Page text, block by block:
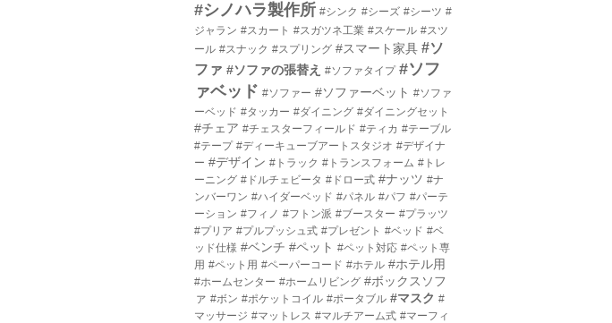
#シノハラ製作所 #シンク #シーズ #シーツ #
ジャラン #スカート #スガツネ工業 #スケール #スツ
ール #スナック #スプリング #スマート家具 #ソ
ファ #ソファの張替え #ソファタイプ #ソフ
ァベッド #ソファー #ソファーベット #ソファ
ーベッド #タッカー #ダイニング #ダイニングセット
#チェア #チェスターフィールド #ティカ #テーブル
#テープ #ディーキューブアートスタジオ #デザイナ
ー #デザイン #トラック #トランスフォーム #トレ
ーニング #ドルチェビータ #ドロー式 #ナッツ #ナ
ンバーワン #ハイダーベッド #パネル #パフ #パーテ
ーション #フィノ #フトン派 #ブースター #プラッツ
#プリア #プルプッシュ式 #プレゼント #ベッド #ベ
ッド仕様 #ベンチ #ペット #ペット対応 #ペット専
用 #ペット用 #ペーパーコード #ホテル #ホテル用
#ホームセンター #ホームリビング #ボックスソフ
ァ #ボン #ポケットコイル #ポータブル #マスク #
マッサージ #マットレス #マルチアーム式 #マーフィ